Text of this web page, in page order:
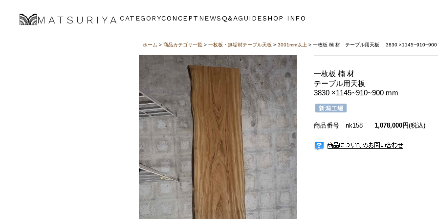
MATSURIYA CATEGORYCONCEPT NEWSQ&AGUIDESHOP INFO
ホーム > 商品カテゴリ一覧> 一枚板・無垢材テーブル天板 > 3001mm以上 > 一枚板 楠 材 テーブル用天板 3830 ×1145~910~900
一枚板 楠 材
テーブル用天板
3830 ×1145~910~900 mm
商品番号 nk158 1,078,000円(税込)